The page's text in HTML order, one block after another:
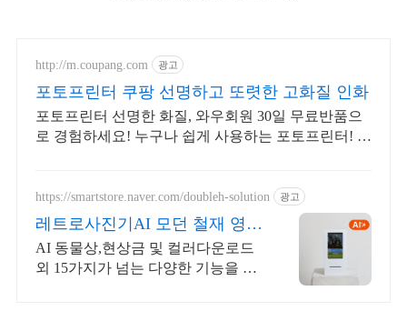
http://m.coupang.com 광고
포토프린터 쿠팡 선명하고 또렷한 고화질 인화
포토프린터 선명한 화질, 와우회원 30일 무료반품으
로 경험하세요! 누구나 쉽게 사용하는 포토프린터! 빠
https://smartstore.naver.com/doubleh-solution 광고
레트로사진기AI 모던 철재 영수
증&스티커사진
AI 동물상,현상금 및 컬러다운로드
외 15가지가 넘는 다양한 기능을 즐